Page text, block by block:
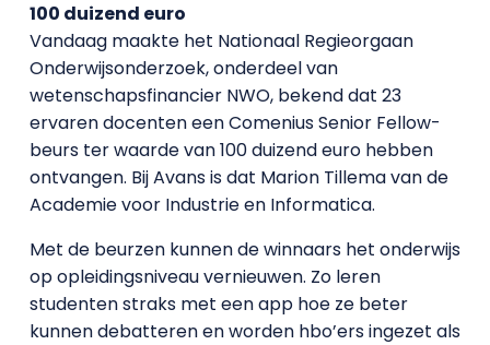
100 duizend euro
Vandaag maakte het Nationaal Regieorgaan
Onderwijsonderzoek, onderdeel van
wetenschapsfinancier NWO, bekend dat 23
ervaren docenten een Comenius Senior Fellow-
beurs ter waarde van 100 duizend euro hebben
ontvangen. Bij Avans is dat Marion Tillema van de
Academie voor Industrie en Informatica.
Met de beurzen kunnen de winnaars het onderwijs
op opleidingsniveau vernieuwen. Zo leren
studenten straks met een app hoe ze beter
kunnen debatteren en worden hbo’ers ingezet als